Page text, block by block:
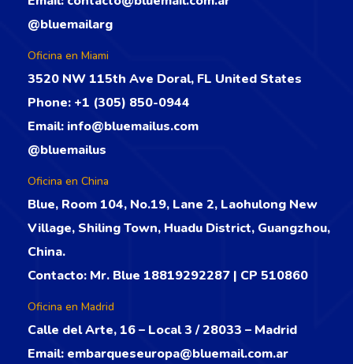
@bluemailarg
Oficina en Miami
3520 NW 115th Ave Doral, FL United States
Phone: +1 (305) 850-0944
Email: info@bluemailus.com
@bluemailus
Oficina en China
Blue, Room 104, No.19, Lane 2, Laohulong New
Village, Shiling Town, Huadu District, Guangzhou,
China.
Contacto: Mr. Blue 18819292287 | CP 510860
Oficina en Madrid
Calle del Arte, 16 – Local 3 / 28033 – Madrid
Email: embarqueseuropa@bluemail.com.ar